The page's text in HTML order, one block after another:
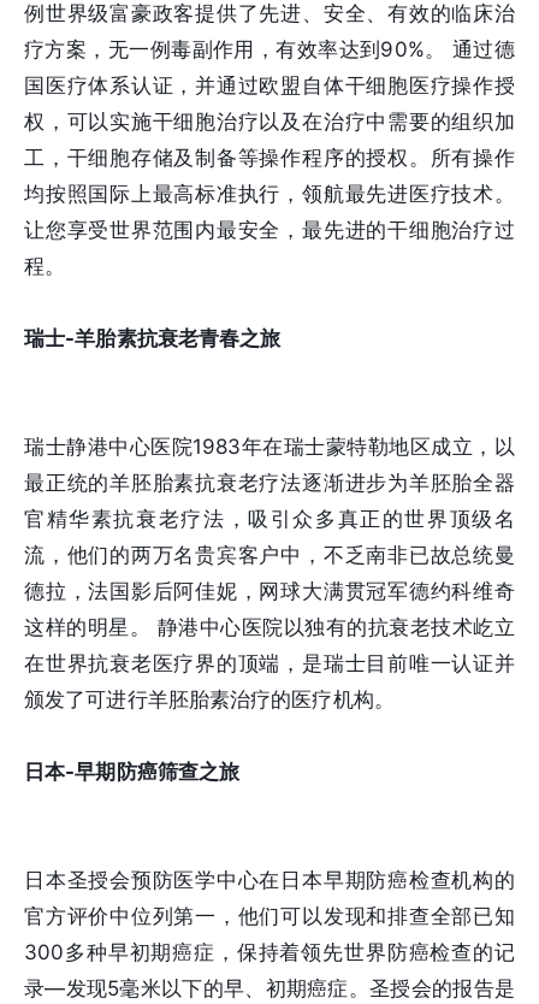
例世界级富豪政客提供了先进、安全、有效的临床治
疗方案，无一例毒副作用，有效率达到90%。 通过德
国医疗体系认证，并通过欧盟自体干细胞医疗操作授
权，可以实施干细胞治疗以及在治疗中需要的组织加
工，干细胞存储及制备等操作程序的授权。所有操作
均按照国际上最高标准执行，领航最先进医疗技术。
让您享受世界范围内最安全，最先进的干细胞治疗过
程。
瑞士-羊胎素抗衰老青春之旅
瑞士静港中心医院1983年在瑞士蒙特勒地区成立，以
最正统的羊胚胎素抗衰老疗法逐渐进步为羊胚胎全器
官精华素抗衰老疗法，吸引众多真正的世界顶级名
流，他们的两万名贵宾客户中，不乏南非已故总统曼
德拉，法国影后阿佳妮，网球大满贯冠军德约科维奇
这样的明星。 静港中心医院以独有的抗衰老技术屹立
在世界抗衰老医疗界的顶端，是瑞士目前唯一认证并
颁发了可进行羊胚胎素治疗的医疗机构。
日本-早期防癌筛查之旅
日本圣授会预防医学中心在日本早期防癌检查机构的
官方评价中位列第一，他们可以发现和排查全部已知
300多种早初期癌症，保持着领先世界防癌检查的记
录—发现5毫米以下的早、初期癌症。圣授会的报告是